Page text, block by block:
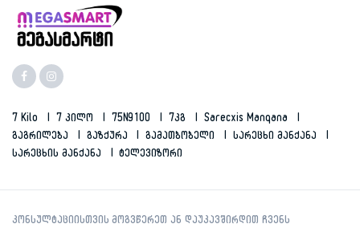
7 Kilo 7 Კილო 75N9100 7კგ
Sarecxis Manqana
Გაგრილება
Გაზქურა Გამათბობელი
Სარეცხი Მანქანა
Სარეცხის Მანქანა
Ტელევიზორი